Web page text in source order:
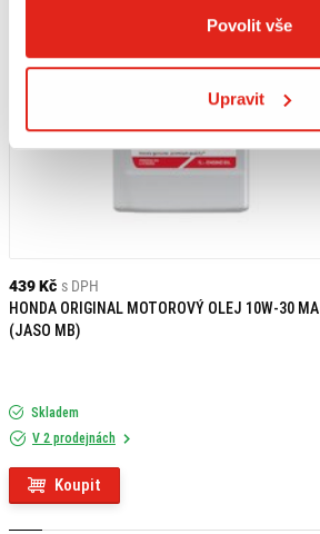
Povolit vše
Upravit
439 Kč s DPH
HONDA ORIGINAL MOTOROVÝ OLEJ 10W-30 MA
(JASO MB)
Skladem
V 2 prodejnách
Koupit